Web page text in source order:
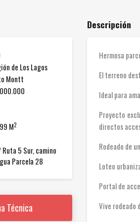
de Los Lagos
Montt
M2
Ruta 5 Sur, camino
Parcela 28
Técnica
Descripción
Hermosa
El terreno
Ideal para
Proyecto
directos
Rodeado de
Loteo
Portal de
Vive rodeado